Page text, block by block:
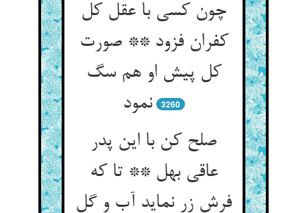
چون کسی با عقل کل
کفران فزود ** صورت
کل پیش او هم سگ
نمود
3260
صلح کن با این پدر
عاقی بهل ** تا که
فرش زر نماید آب و گل